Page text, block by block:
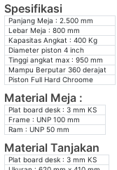
Spesifikasi
Panjang Meja : 2.500 mm
Lebar Meja : 800 mm
Kapasitas Angkat : 400 Kg
Diameter piston 4 inch
Tinggi angkat max : 950 mm
Mampu Berputar 360 derajat
Piston Full Hard Chroome
Material Meja :
Plat board desk : 3 mm KS
Frame : UNP 100 mm
Ram : UNP 50 mm
Material Tanjakan
Plat board desk : 3 mm KS